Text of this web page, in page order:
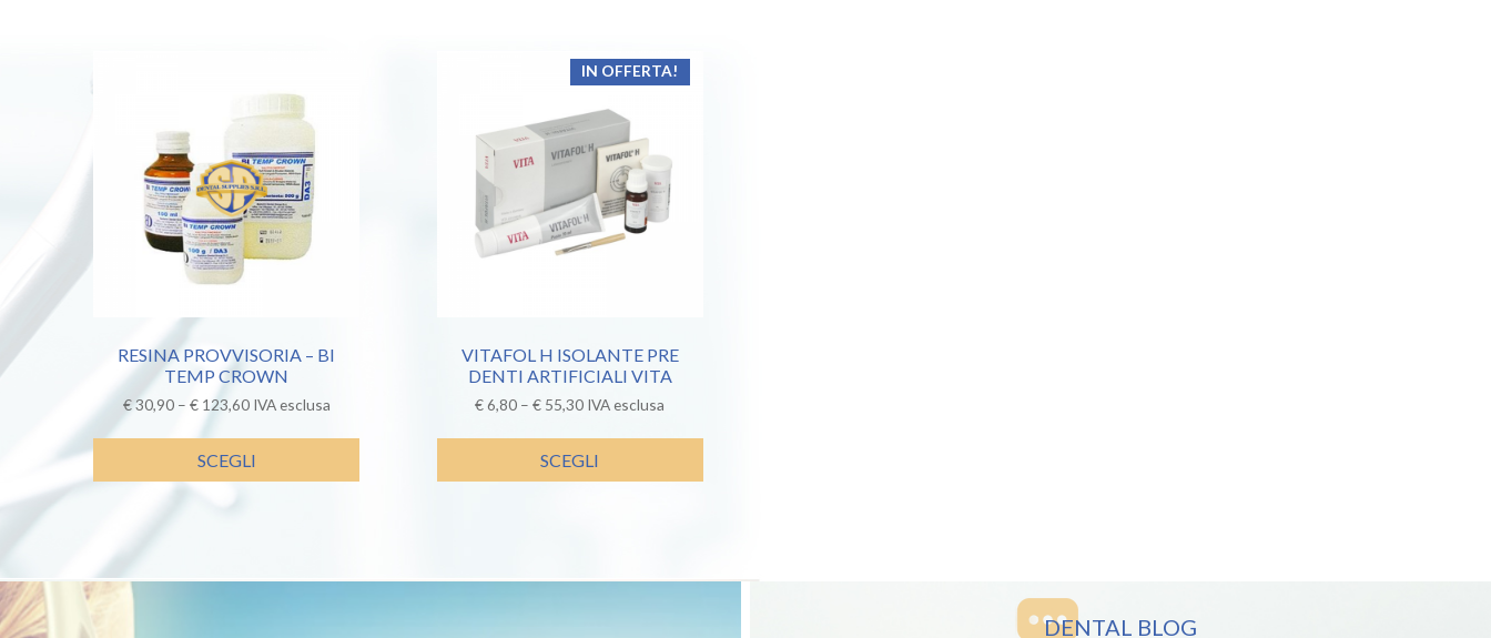
RESINA PROVVISORIA – BI
TEMP CROWN
€30,90– €123,60 IVA esclusa
SCEGLI
IN OFFERTA!
VITAFOL H ISOLANTE PRE
DENTI ARTIFICIALI VITA
€6,80 –€ 55,30 IVA esclusa
SCEGLI
DENTAL BLOG